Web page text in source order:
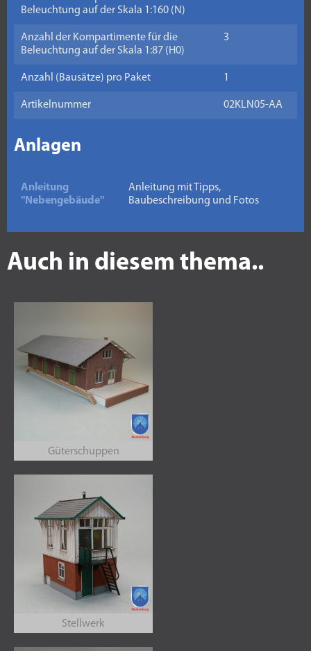
Beleuchtung auf der Skala 1:160 (N)
Anzahl der Kompartimente für die
Beleuchtung auf der Skala 1:87 (H0)
3
Anzahl (Bausätze) pro Paket 1
Artikelnummer 02KLN05-AA
Anlagen
Anleitung
"Nebengebäude"
Anleitung mit Tipps,
Baubeschreibung und Fotos
Auch in diesem thema..
Güterschuppen
Stellwerk